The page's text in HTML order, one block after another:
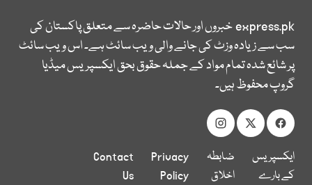
express.pkخبروں اور حالات حاضرہ سے متعلق پاکستان کی
سب سے زیادہ وزٹ کی جانے والی ویب سائٹ ہے۔ اس ویب سائٹ
پر شائع شدہ تمام مواد کے جملہ حقوق بحق ایکسپریس میڈیا
گروپ محفوظ ہیں۔
ایکسپریس
کے بارے
ضابطہ
اخلاق
Privacy
Policy
Contact
Us